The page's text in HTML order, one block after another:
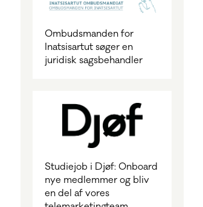
Ombudsmanden for
Inatsisartut søger en
juridisk sagsbehandler
Studiejob i Djøf: Onboard
nye medlemmer og bliv
en del af vores